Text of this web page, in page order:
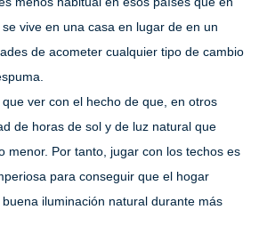
vive en una casa en lugar de en un
de acometer cualquier tipo de cambio
ver con el hecho de que, en otros
de horas de sol y de luz natural que
menor. Por tanto, jugar con los techos es
para conseguir que el hogar
iluminación natural durante más